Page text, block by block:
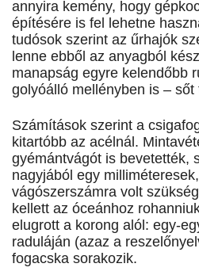
annyira kemény, hogy
építésére is fel lehetne
tudósok szerint az űrhajók
lenne ebből az anyagból
manapság egyre kelendőbb
golyóálló mellényben is –
Számítások szerint a
kitartóbb az acélnál.
gyémántvágót is bevetették,
nagyjából egy
vágószerszámra volt
kellett az óceánhoz
elugrott a korong alól: egy-
raduláján (azaz a
fogacska sorakozik.